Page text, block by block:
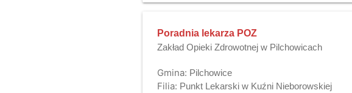
Poradnia lekarza POZ
Zakład Opieki Zdrowotnej w Pilchowicach
Gmina: Pilchowice
Filia: Punkt Lekarski w Kuźni Nieborowskiej